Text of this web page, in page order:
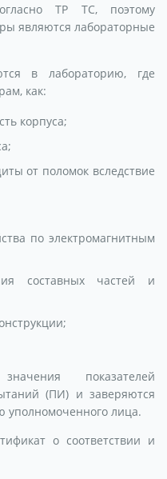
ТР ТС, поэтому
являются лабораторные
в лабораторию, где
как:
корпуса;
от поломок вследствие
по электромагнитным
составных частей и
показателей
(ПИ) и заверяются
уполномоченного лица.
о соответствии и